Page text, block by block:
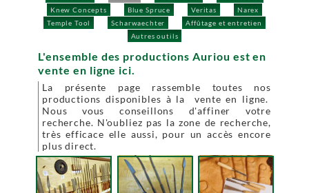
Knew Concepts
Blue Spruce Veritas
Narex
Temple Tool
Scharwaechter
Affûtage et entretien
Autres outils
L'ensemble des productions Auriou est en
vente en ligne ici.
La présente page rassemble toutes nos
productions disponibles à la vente en ligne.
Nous vous conseillons d'affiner votre
recherche. N'oubliez pas la zone de recherche,
très efficace elle aussi, pour un accès encore
plus direct.